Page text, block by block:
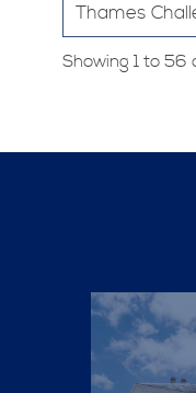
Thames
Showing 1 to